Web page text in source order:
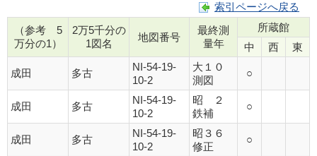
索引ページへ戻る
（参考 5
万分の1）
2万5千分の
1図名
地図番号
最終測
量年
所蔵館
中
西 東
成田 多古
NI-54-19-
10-2
大１０
測図
○
成田 多古
NI-54-19-
10-2
昭 ２
鉄補
○
成田 多古
NI-54-19-
10-2
昭３６
修正
○